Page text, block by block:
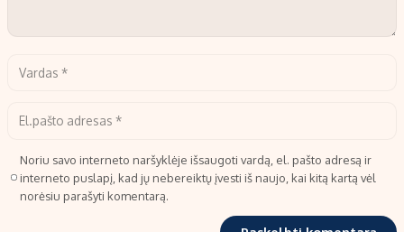
Noriu savo interneto naršyklėje išsaugoti vardą, el. pašto adresą ir
interneto puslapį, kad jų nebereiktų įvesti iš naujo, kai kitą kartą vėl
norėsiu parašyti komentarą.